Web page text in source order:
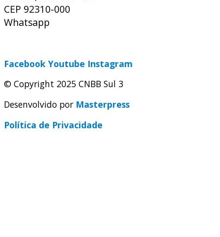
CEP 92310-000
Whatsapp
Facebook Youtube Instagram
© Copyright 2025 CNBB Sul 3
Desenvolvido por Masterpress
Política de Privacidade